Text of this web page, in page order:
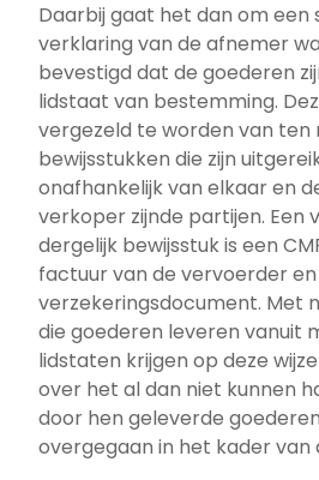
Daarbij gaat het dan om een
verklaring van de afnemer
bevestigd dat de goederen
lidstaat van bestemming.
vergezeld te worden van ten
bewijsstukken die zijn
onafhankelijk van elkaar en
verkoper zijnde partijen. Een
dergelijk bewijsstuk is een
factuur van de vervoerder
verzekeringsdocument. Met
die goederen leveren vanuit
lidstaten krijgen op deze
over het al dan niet kunnen
door hen geleverde
overgegaan in het kader van